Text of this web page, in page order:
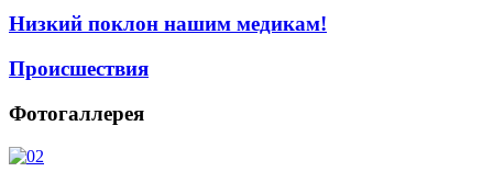
Низкий поклон нашим медикам!
Происшествия
Фотогаллерея